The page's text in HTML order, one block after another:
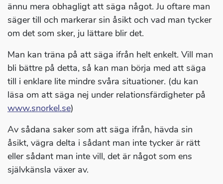
ännu mera obhagligt att säga något. Ju oftare man
säger till och markerar sin åsikt och vad man tycker
om det som sker, ju lättare blir det.
Man kan träna på att säga ifrån helt enkelt. Vill man
bli bättre på detta, så kan man börja med att säga
till i enklare lite mindre svåra situationer. (du kan
läsa om att säga nej under relationsfärdigheter på
www.snorkel.se)
Av sådana saker som att säga ifrån, hävda sin
åsikt, vägra delta i sådant man inte tycker är rätt
eller sådant man inte vill, det är något som ens
självkänsla växer av.